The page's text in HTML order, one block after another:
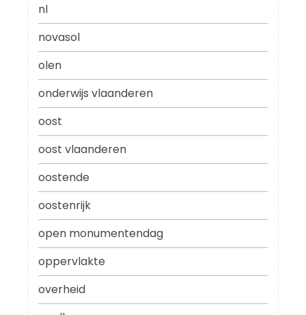
nl
novasol
olen
onderwijs vlaanderen
oost
oost vlaanderen
oostende
oostenrijk
open monumentendag
oppervlakte
overheid